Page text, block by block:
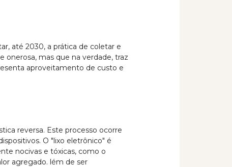
até 2030, a prática de coletar e
onerosa, mas que na verdade, traz
aproveitamento de custo e
reversa. Este processo ocorre
O "lixo eletrônico" é
nocivas e tóxicas, como o
agregado. lém de ser